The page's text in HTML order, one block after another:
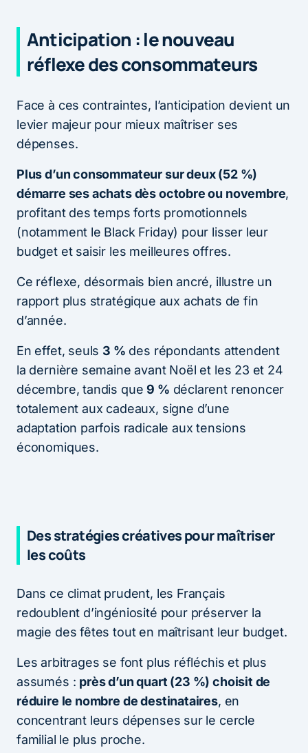
Anticipation : le nouveau
réflexe des consommateurs
Face à ces contraintes, l’anticipation devient un
levier majeur pour mieux maîtriser ses
dépenses.
Plus d’un consommateur sur deux (52 %)
démarre ses achats dès octobre ou novembre,
profitant des temps forts promotionnels
(notamment le Black Friday) pour lisser leur
budget et saisir les meilleures offres.
Ce réflexe, désormais bien ancré, illustre un
rapport plus stratégique aux achats de fin
d’année.
En effet, seuls 3 % des répondants attendent
la dernière semaine avant Noël et les 23 et 24
décembre, tandis que9 % déclarent renoncer
totalement aux cadeaux, signe d’une
adaptation parfois radicale aux tensions
économiques.
Des stratégies créatives pour maîtriser
les coûts
Dans ce climat prudent, les Français
redoublent d’ingéniosité pour préserver la
magie des fêtes tout en maîtrisant leur budget.
Les arbitrages se font plus réfléchis et plus
assumés : près d’un quart (23 %) choisit de
réduire le nombre de destinataires, en
concentrant leurs dépenses sur le cercle
familial le plus proche.